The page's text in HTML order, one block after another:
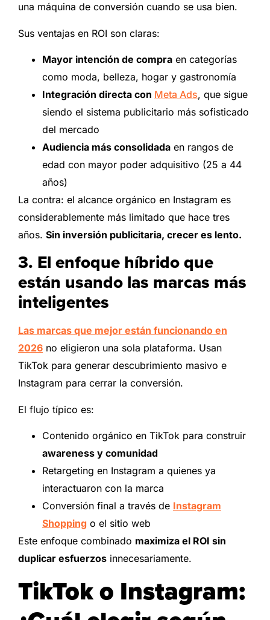
una máquina de conversión cuando se usa bien.
Sus ventajas en ROI son claras:
Mayor intención de compra en categorías
como moda, belleza, hogar y gastronomía
Integración directa con Meta Ads, que sigue
siendo el sistema publicitario más sofisticado
del mercado
Audiencia más consolidada en rangos de
edad con mayor poder adquisitivo (25 a 44
años)
La contra: el alcance orgánico en Instagram es
considerablemente más limitado que hace tres
años. Sin inversión publicitaria, crecer es lento.
3. El enfoque híbrido que
están usando las marcas más
inteligentes
Las marcas que mejor están funcionando en
2026 no eligieron una sola plataforma. Usan
TikTok para generar descubrimiento masivo e
Instagram para cerrar la conversión.
El flujo típico es:
Contenido orgánico en TikTok para construir
awareness y comunidad
Retargeting en Instagram a quienes ya
interactuaron con la marca
Conversión final a través de Instagram
Shopping o el sitio web
Este enfoque combinado maximiza el ROI sin
duplicar esfuerzos innecesariamente.
TikTok o Instagram: